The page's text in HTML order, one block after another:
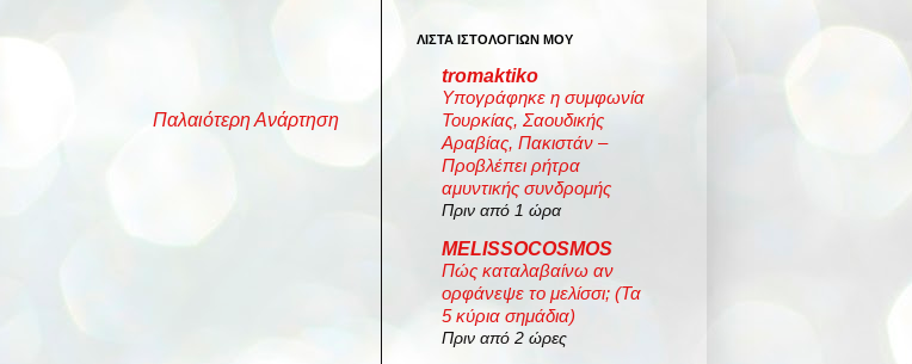
Παλαιότερη Ανάρτηση
ΛΙΣΤΑ ΙΣΤΟΛΟΓΙΩΝ ΜΟΥ
tromaktiko
Υπογράφηκε η συμφωνία
Τουρκίας, Σαουδικής
Αραβίας, Πακιστάν –
Προβλέπει ρήτρα
αμυντικής συνδρομής
Πριν από 1 ώρα
MELISSOCOSMOS
Πώς καταλαβαίνω αν
ορφάνεψε το μελίσσι; (Τα
5 κύρια σημάδια)
Πριν από 2 ώρες